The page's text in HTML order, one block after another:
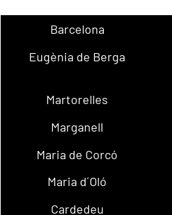
Barcelona
Eugènia de Berga
Martorelles
Marganell
Maria de Corcó
Maria d´Oló
Cardedeu